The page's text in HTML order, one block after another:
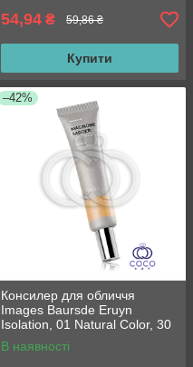
54,94 ₴ 59,86 ₴
Купити
–42%
Консилер для обличчя
Images Baursde Eruyn
Isolation, 01 Natural Color, 30
гВ наявності